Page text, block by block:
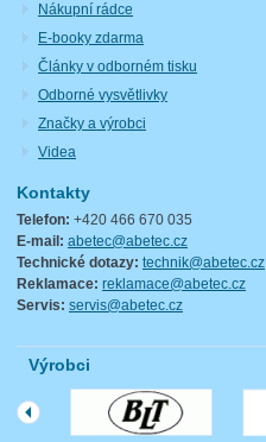
Nákupní rádce
E-booky zdarma
Články v odborném tisku
Odborné vysvětlivky
Značky a výrobci
Videa
Kontakty
Telefon: +420 466 670 035
E-mail: abetec@abetec.cz
Technické dotazy: technik@abetec.cz
Reklamace: reklamace@abetec.cz
Servis: servis@abetec.cz
Výrobci